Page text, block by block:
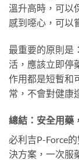
溫升高時，可以
感到噁心，可以
最重要的原則是
活，應該立即停
作用都是短暫和
常，不會對健康
總結：安全用藥
必利吉P-Force
決方案，一次服